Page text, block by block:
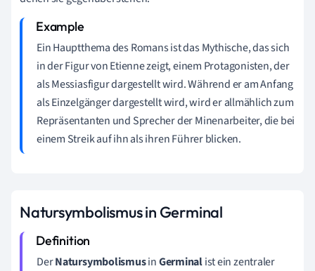
Ein Hauptthema des Romans ist das Mythische, das sich
in der Figur von Etienne zeigt, einem Protagonisten, der
als Messiasfigur dargestellt wird. Während er am Anfang
als Einzelgänger dargestellt wird, wird er allmählich zum
Repräsentanten und Sprecher der Minenarbeiter, die bei
einem Streik auf ihn als ihren Führer blicken.
Natursymbolismus in Germinal
DerNatursymbolismusinGerminalist ein zentraler